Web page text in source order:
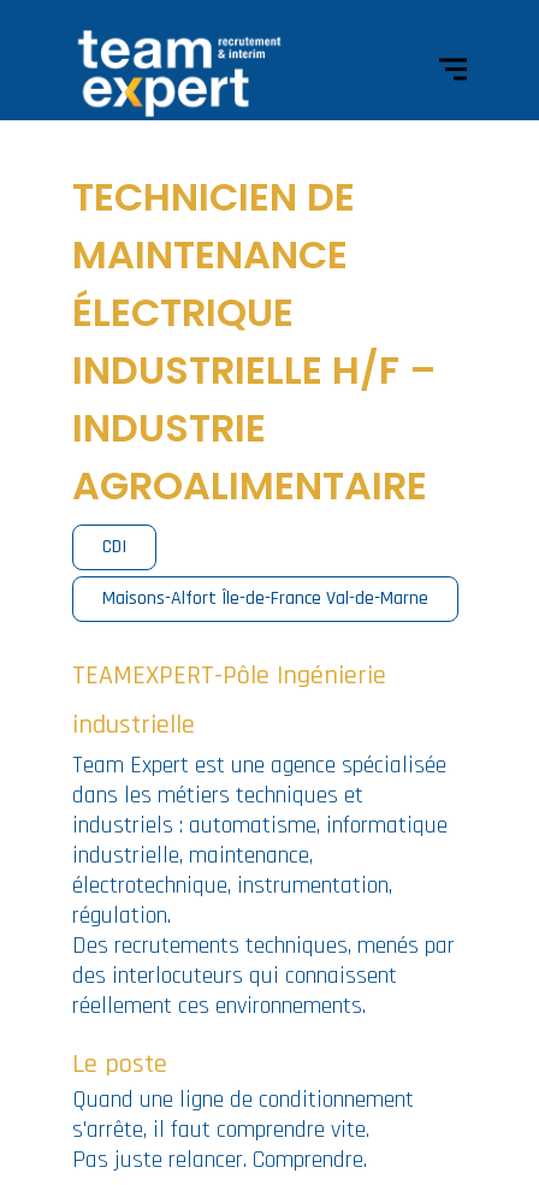
TECHNICIEN DE
MAINTENANCE
ÉLECTRIQUE
INDUSTRIELLE H/F –
INDUSTRIE
AGROALIMENTAIRE
CDI
Maisons-Alfort Île-de-France Val-de-Marne
TEAMEXPERT-Pôle Ingénierie
industrielle
Team Expert est une agence spécialisée
dans les métiers techniques et
industriels : automatisme, informatique
industrielle, maintenance,
électrotechnique, instrumentation,
régulation.
Des recrutements techniques, menés par
des interlocuteurs qui connaissent
réellement ces environnements.
Le poste
Quand une ligne de conditionnement
s'arrête, il faut comprendre vite.
Pas juste relancer. Comprendre.